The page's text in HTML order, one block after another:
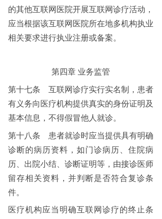
的其他互联网医院开展互联网诊疗活动，
应当根据该互联网医院所在地多机构执业
相关要求进行执业注册或备案。
第四章 业务监管
第十七条 互联网诊疗实行实名制，患者
有义务向医疗机构提供真实的身份证明及
基本信息，不得假冒他人就诊。
第十八条 患者就诊时应当提供具有明确
诊断的病历资料，如门诊病历、住院病
历、出院小结、诊断证明等，由接诊医师
留存相关资料，并判断是否符合复诊条
件。
医疗机构应当明确互联网诊疗的终止条